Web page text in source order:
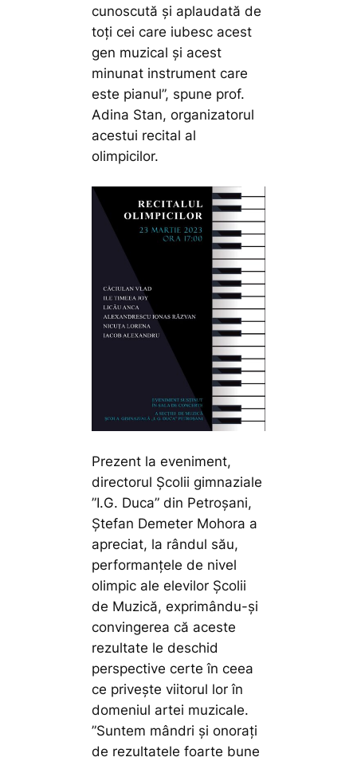
cunoscută și aplaudată de
toți cei care iubesc acest
gen muzical și acest
minunat instrument care
este pianul”, spune prof.
Adina Stan, organizatorul
acestui recital al
olimpicilor.
Prezent la eveniment,
directorul Școlii gimnaziale
”I.G. Duca” din Petroșani,
Ștefan Demeter Mohora a
apreciat, la rândul său,
performanțele de nivel
olimpic ale elevilor Școlii
de Muzică, exprimându-și
convingerea că aceste
rezultate le deschid
perspective certe în ceea
ce privește viitorul lor în
domeniul artei muzicale.
”Suntem mândri și onorați
de rezultatele foarte bune